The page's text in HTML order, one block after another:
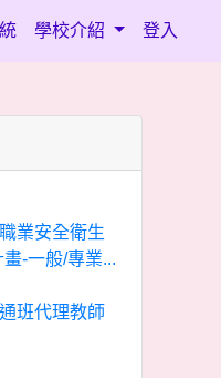
學校介紹 登入
業安全衛生
-一般/專業...
班代理教師